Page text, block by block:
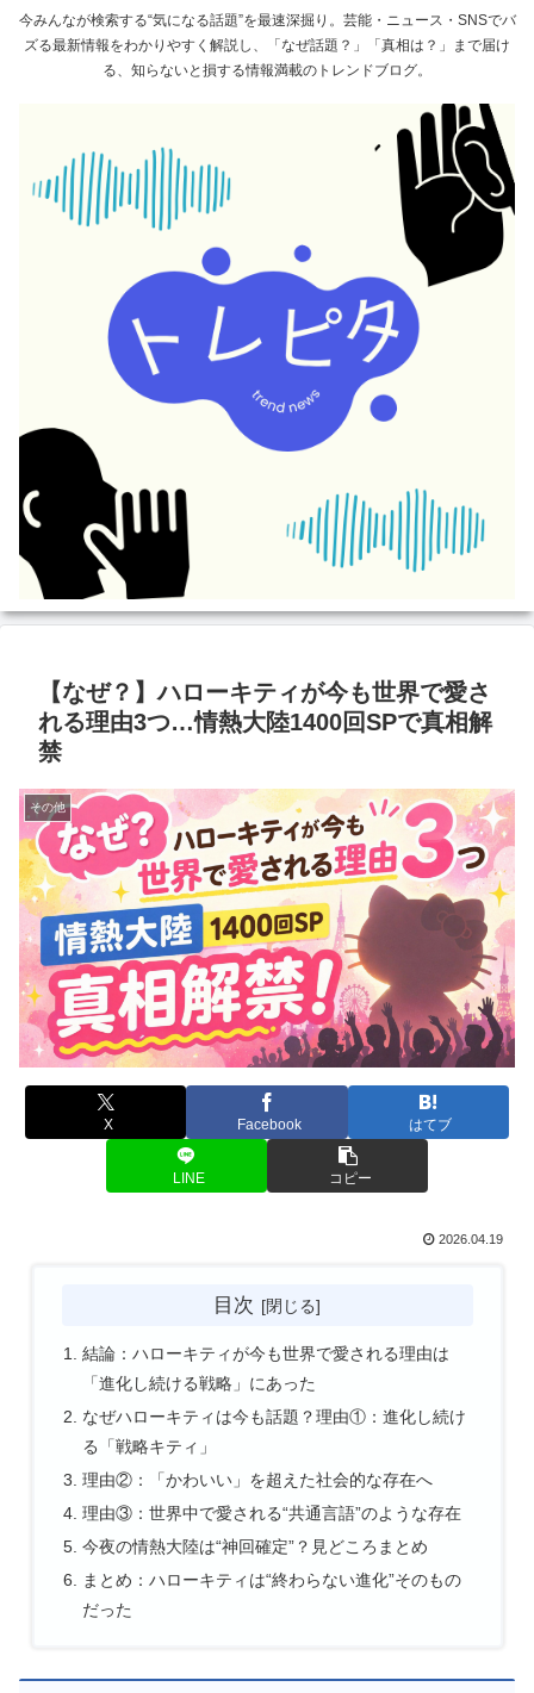
今みんなが検索する“気になる話題”を最速深掘り。芸能・ニュース・SNSでバ
ズる最新情報をわかりやすく解説し、「なぜ話題？」「真相は？」まで届け
る、知らないと損する情報満載のトレンドブログ。
【なぜ？】ハローキティが今も世界で愛さ
れる理由3つ…情熱大陸1400回SPで真相解
禁
その他
X Facebook はてブ
LINE コピー
2026.04.19
目次
結論：ハローキティが今も世界で愛される理由は
「進化し続ける戦略」にあった
なぜハローキティは今も話題？理由①：進化し続け
る「戦略キティ」
理由②：「かわいい」を超えた社会的な存在へ
理由③：世界中で愛される“共通言語”のような存在
今夜の情熱大陸は“神回確定”？見どころまとめ
まとめ：ハローキティは“終わらない進化”そのもの
だった